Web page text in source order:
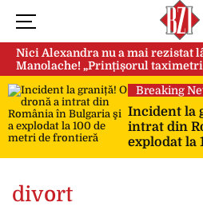
Nici Alexandra nu a mai rezistat
Manolache! „Prințișorul
după doi ani de căsnicie
Breaking
Incident la
intrat din
explodat la
frontieră
divort